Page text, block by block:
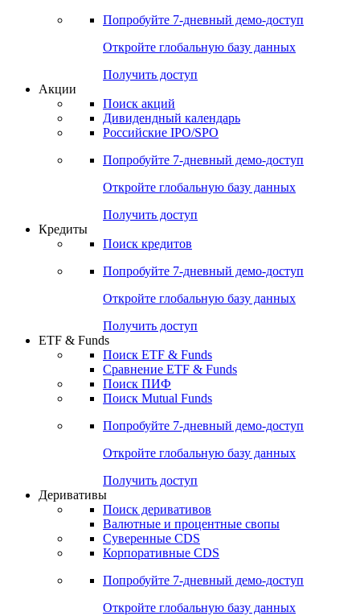
Попробуйте 7-дневный демо-доступ
Откройте глобальную базу данных
Получить доступ
Акции
Поиск акций
Дивидендный календарь
Российские IPO/SPO
Попробуйте 7-дневный демо-доступ
Откройте глобальную базу данных
Получить доступ
Кредиты
Поиск кредитов
Попробуйте 7-дневный демо-доступ
Откройте глобальную базу данных
Получить доступ
ETF & Funds
Поиск ETF & Funds
Сравнение ETF & Funds
Поиск ПИФ
Поиск Mutual Funds
Попробуйте 7-дневный демо-доступ
Откройте глобальную базу данных
Получить доступ
Деривативы
Поиск деривативов
Валютные и процентные свопы
Суверенные CDS
Корпоративные CDS
Попробуйте 7-дневный демо-доступ
Откройте глобальную базу данных